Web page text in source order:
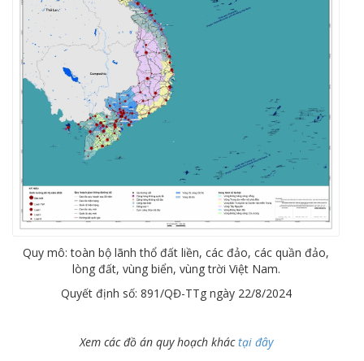
Quy mô: toàn bộ lãnh thổ đất liền, các đảo, các quần đảo,
lòng đất, vùng biển, vùng trời Việt Nam.
Quyết định số: 891/QĐ-TTg ngày 22/8/2024
Xem các đồ án quy hoạch kháctại đây